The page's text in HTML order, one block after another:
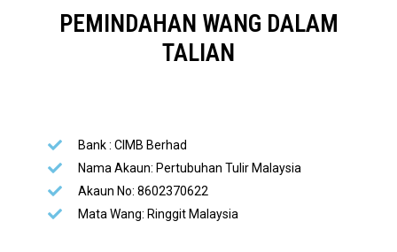
PEMINDAHAN WANG DALAM
TALIAN
Bank : CIMB Berhad
Nama Akaun: Pertubuhan Tulir Malaysia
Akaun No: 8602370622
Mata Wang: Ringgit Malaysia